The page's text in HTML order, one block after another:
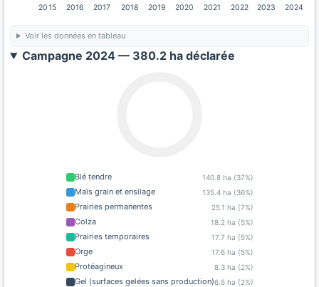
2015 2016 2017 2018 2019 2020 2021 2022 2023 2024
Voir les données en tableau
Campagne 2024 — 380.2 ha déclarée
Blé tendre 140.8 ha (37%)
Maïs grain et ensilage 135.4 ha (36%)
Prairies permanentes 25.1 ha (7%)
Colza 18.2 ha (5%)
Prairies temporaires 17.7 ha (5%)
Orge 17.6 ha (5%)
Protéagineux 8.3 ha (2%)
Gel (surfaces gelées sans production)6.5 ha (2%)